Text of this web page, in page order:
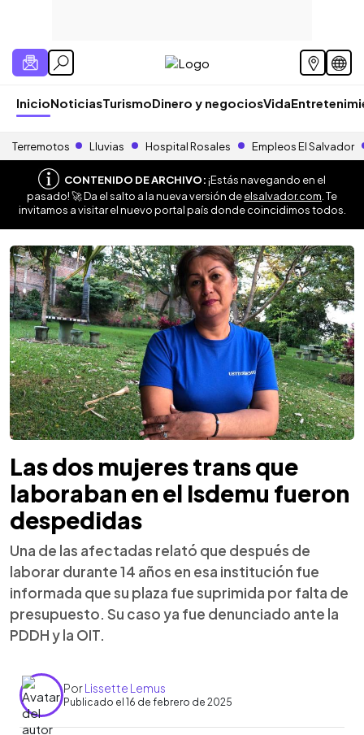
InicioNoticiasTurismoDinero y negociosVida
Terremotos Lluvias Hospital Rosales Empleos El Salvador
CONTENIDO DE ARCHIVO:¡Estás navegando en el
pasado! 🚀 Da el salto a la nueva versión deelsalvador.com . Te
invitamos a visitar el nuevo portal país donde coincidimos todos.
Las dos mujeres trans que
laboraban en el Isdemu fueron
despedidas
Una de las afectadas relató que después de
laborar durante 14 años en esa institución fue
informada que su plaza fue suprimida por falta de
presupuesto. Su caso ya fue denunciado ante la
PDDH y la OIT.
PorLissette Lemus
Publicado el 16 de febrero de 2025